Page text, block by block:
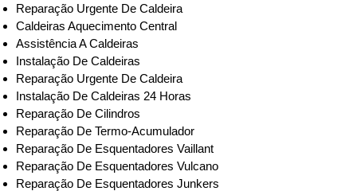
Reparação Urgente De Caldeira
Caldeiras Aquecimento Central
Assistência A Caldeiras
Instalação De Caldeiras
Reparação Urgente De Caldeira
Instalação De Caldeiras 24 Horas
Reparação De Cilindros
Reparação De Termo-Acumulador
Reparação De Esquentadores Vaillant
Reparação De Esquentadores Vulcano
Reparação De Esquentadores Junkers